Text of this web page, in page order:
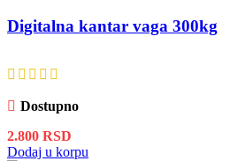
Digitalna kantar vaga 300kg
Dostupno
2.800 RSD
Dodaj u korpu